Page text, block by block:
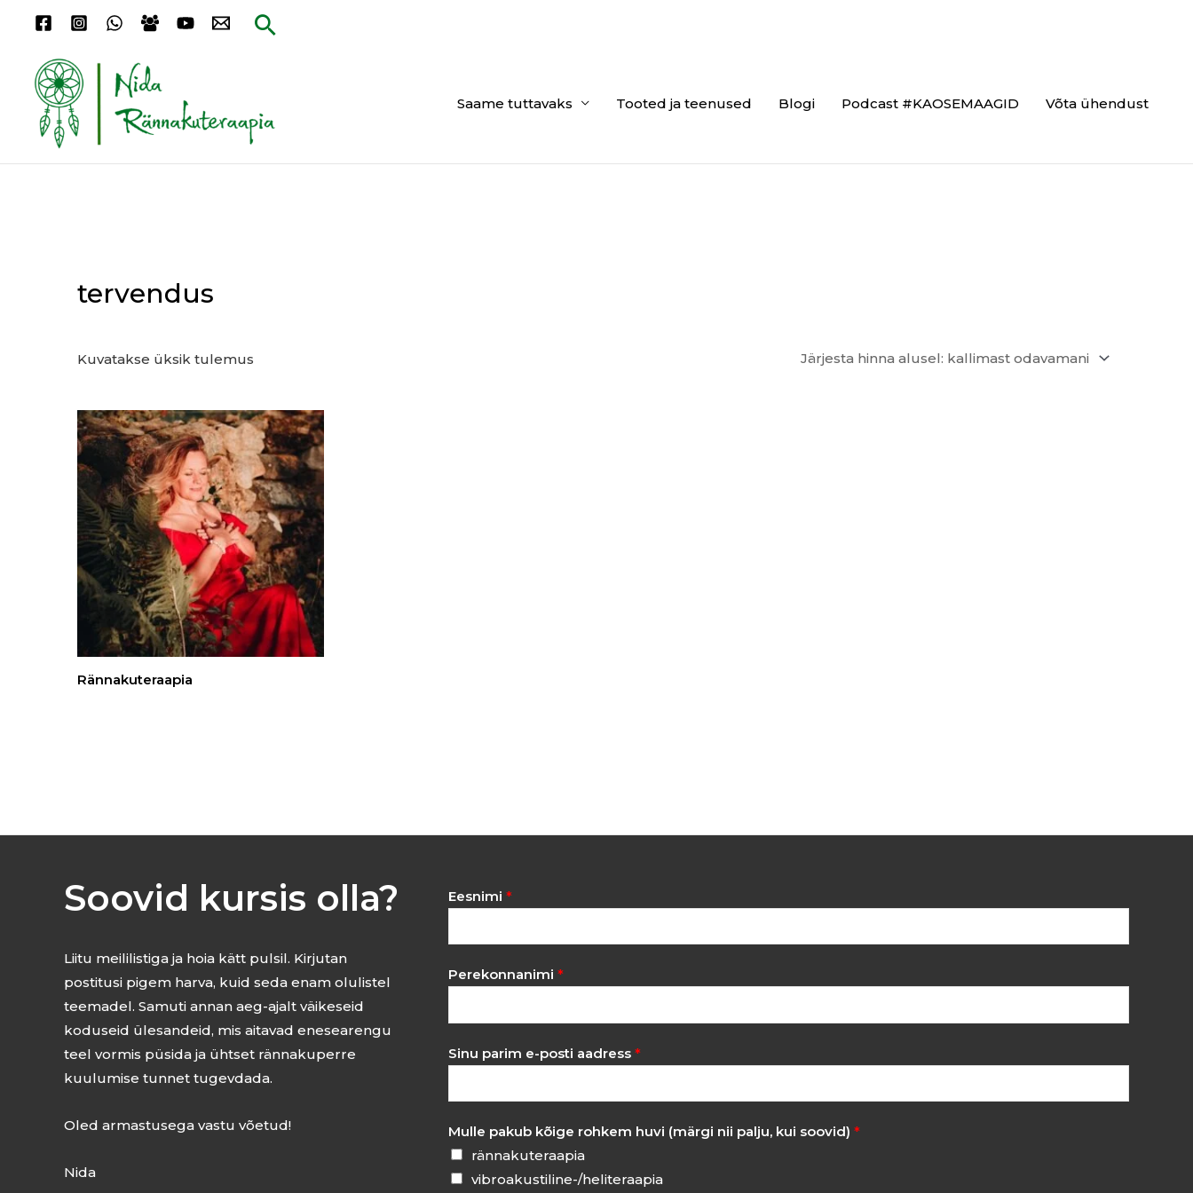
content
Search
Saame tuttavaks Tooted ja teenused Blogi Podcast #KAOSEMAAGID Võta ühendust
tervendus
Kuvatakse üksik tulemus
Rännakuteraapia
Soovid kursis olla?
Liitu meililistiga ja hoia kätt pulsil. Kirjutan
postitusi pigem harva, kuid seda enam olulistel
teemadel. Samuti annan aeg-ajalt väikeseid
koduseid ülesandeid, mis aitavad enesearengu
teel vormis püsida ja ühtset rännakuperre
kuulumise tunnet tugevdada.
Oled armastusega vastu võetud!
Nida
Eesnimi*
Perekonnanimi*
Sinu parim e-posti aadress*
Mulle pakub kõige rohkem huvi (märgi nii palju, kui soovid)*
rännakuteraapia
vibroakustiline-/heliteraapia